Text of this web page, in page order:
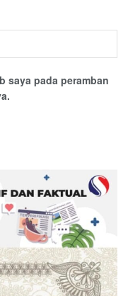
saya pada peramban